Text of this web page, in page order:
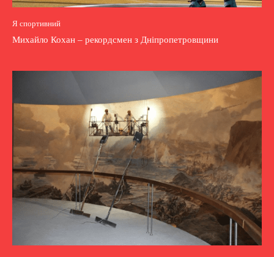
Я спортивний
Михайло Кохан – рекордсмен з Дніпропетровщини